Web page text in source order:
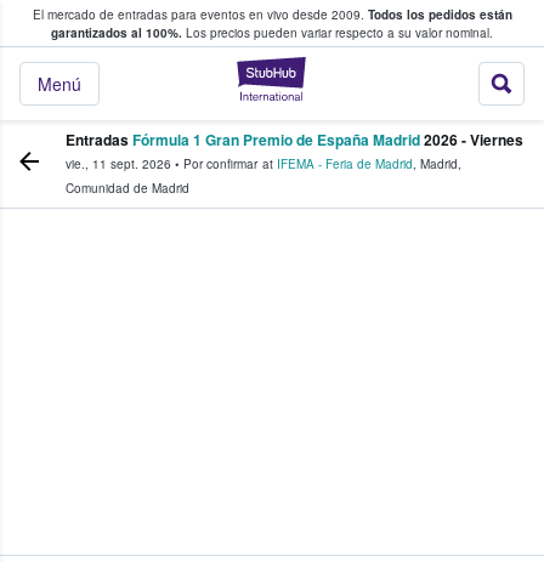
El mercado de entradas para eventos en vivo desde 2009. Todos los pedidos están
garantizados al 100%. Los precios pueden variar respecto a su valor nominal.
StubHub:
Menú
y venta de entradas entre fans
EntradasFórmula 1 Gran Premio de España Madrid2026 - Viernes
vie., 11 sept. 2026 • Por confirmar at IFEMA - Feria de Madrid, Madrid,
Comunidad de Madrid